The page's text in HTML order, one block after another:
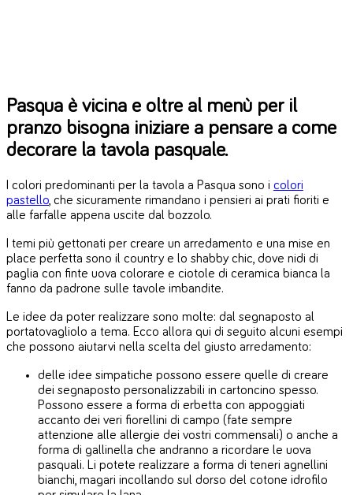
Pasqua è vicina e oltre al menù per il
pranzo bisogna iniziare a pensare a come
decorare la tavola pasquale.
I colori predominanti per la tavola a Pasqua sono i colori
pastello, che sicuramente rimandano i pensieri ai prati fioriti e
alle farfalle appena uscite dal bozzolo.
I temi più gettonati per creare un arredamento e una mise en
place perfetta sono il country e lo shabby chic, dove nidi di
paglia con finte uova colorare e ciotole di ceramica bianca la
fanno da padrone sulle tavole imbandite.
Le idee da poter realizzare sono molte: dal segnaposto al
portatovagliolo a tema. Ecco allora qui di seguito alcuni esempi
che possono aiutarvi nella scelta del giusto arredamento:
delle idee simpatiche possono essere quelle di creare
dei segnaposto personalizzabili in cartoncino spesso.
Possono essere a forma di erbetta con appoggiati
accanto dei veri fiorellini di campo (fate sempre
attenzione alle allergie dei vostri commensali) o anche a
forma di gallinella che andranno a ricordare le uova
pasquali. Li potete realizzare a forma di teneri agnellini
bianchi, magari incollando sul dorso del cotone idrofilo